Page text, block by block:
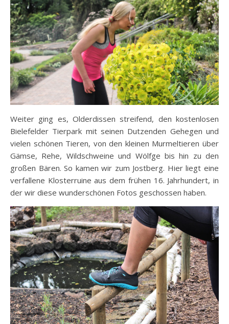
Weiter ging es, Olderdissen streifend, den kostenlosen
Bielefelder Tierpark mit seinen Dutzenden Gehegen und
vielen schönen Tieren, von den kleinen Murmeltieren über
Gämse, Rehe, Wildschweine und Wölfge bis hin zu den
großen Bären. So kamen wir zum Jostberg. Hier liegt eine
verfallene Klosterruine aus dem frühen 16. Jahrhundert, in
der wir diese wunderschönen Fotos geschossen haben.